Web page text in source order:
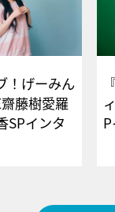
！げーみん
藤樹愛羅
SPインタ